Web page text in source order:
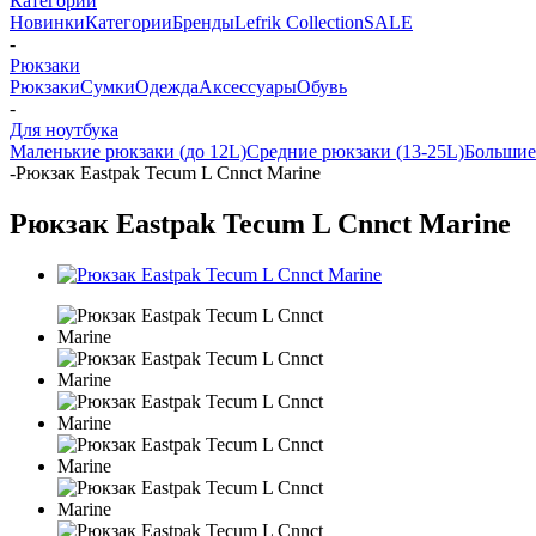
НовинкиКатегорииБрендыLefrik CollectionSALE
-
Рюкзаки
РюкзакиСумкиОдеждаАксессуарыОбувь
-
Для ноутбука
Маленькие рюкзаки (до 12L)Средние рюкзаки (13-25L)
-Рюкзак Eastpak Tecum L Cnnct Marine
Рюкзак Eastpak Tecum L Cnnct Marine